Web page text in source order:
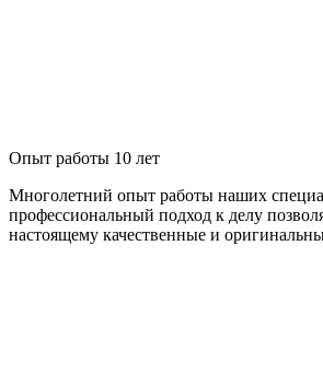
Опыт работы 10 лет
Многолетний опыт работы наших
профессиональный подход к делу
настоящему качественные и